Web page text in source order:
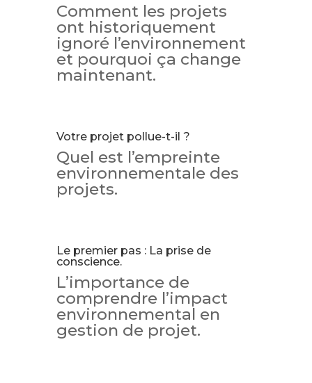
Comment les projets
ont historiquement
ignoré l’environnement
et pourquoi ça change
maintenant.
Votre projet pollue-t-il ?
Quel est l’empreinte
environnementale des
projets.
Le premier pas : La prise de
conscience.
L’importance de
comprendre l’impact
environnemental en
gestion de projet.